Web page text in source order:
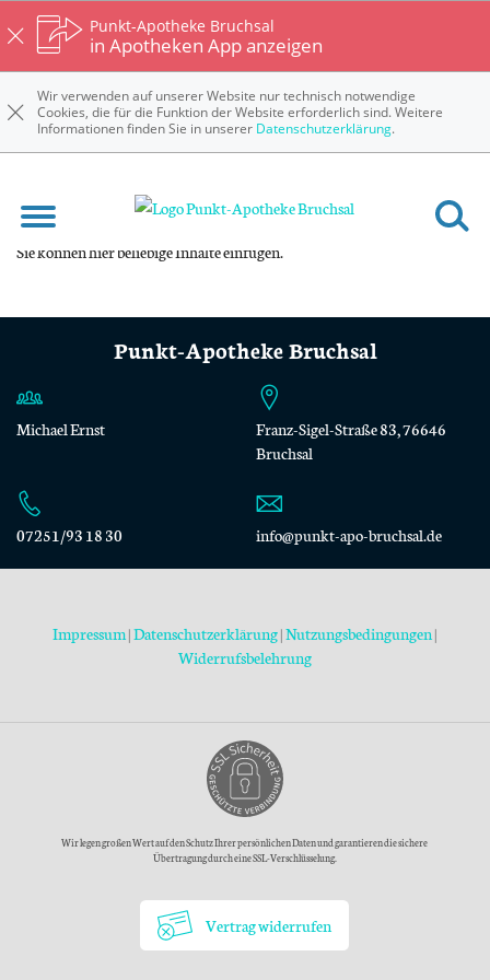
Punkt-Apotheke Bruchsal
in Apotheken App anzeigen
Wir verwenden auf unserer Website nur technisch notwendige
Cookies, die für die Funktion der Website erforderlich sind. Weitere
Informationen finden Sie in unserer Datenschutzerklärung.
Tests
Sie können hier beliebige Inhalte einfügen.
Punkt-Apotheke Bruchsal
Michael Ernst
Franz-Sigel-Straße 83, 76646
Bruchsal
07251/93 18 30 info@punkt-apo-bruchsal.de
Impressum|Datenschutzerklärung|Nutzungsbedingungen |
Widerrufsbelehrung
Wir legen großen Wert auf den Schutz Ihrer persönlichen Daten und garantieren die sichere
Übertragung durch eine SSL-Verschlüsselung.
Vertrag widerrufen